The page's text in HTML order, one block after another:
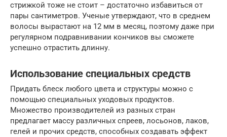
стрижкой тоже не стоит – достаточно избавиться от
пары сантиметров. Ученые утверждают, что в среднем
волосы вырастают на 12 мм в месяц, поэтому даже при
регулярном подравнивании кончиков вы сможете
успешно отрастить длинну.
Использование специальных средств
Придать блеск любого цвета и структуры можно с
помощью специальных уходовых продуктов.
Множество производителей из разных стран
предлагает массу различных спреев, лосьонов, лаков,
гелей и прочих средств, способных создавать эффект